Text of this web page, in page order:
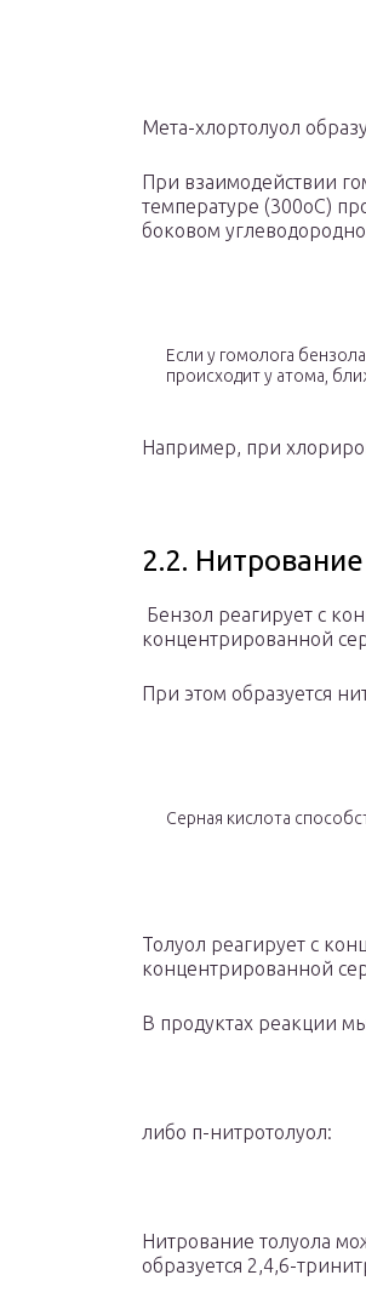
Мета-хлортолуол
При взаимодействии
температуре (300оС)
боковом
Если у гомолога
происходит у атома,
Например, при
2.2. Нитрование
Бензол реагирует с
концентрированной
При этом образуется
Серная кислота
Толуол реагирует с
концентрированной
В продуктах реакции
либо п-нитротолуол:
Нитрование толуола
образуется 2,4,6-